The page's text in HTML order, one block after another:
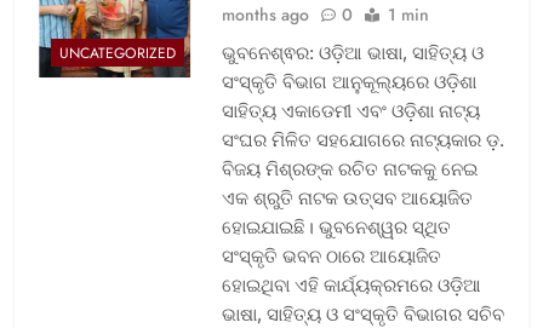
UNCATEGORIZED
months ago
0 1 min
ଭୁବନେଶ୍ଵର: ଓଡ଼ିଆ ଭାଷା, ସାହିତ୍ୟ ଓ
ସଂସ୍କୃତି ବିଭାଗ ଆନୁକୂଲ୍ୟରେ ଓଡ଼ିଶା
ସାହିତ୍ୟ ଏକାଡେମୀ ଏବଂ ଓଡ଼ିଶା ନାଟ୍ୟ
ସଂଘର ମିଳିତ ସହଯୋଗରେ ନାଟ୍ୟକାର ଡ଼.
ବିଜୟ ମିଶ୍ରଙ୍କ ରଚିତ ନାଟକକୁ ନେଇ
ଏକ ଶ୍ରୁତି ନାଟକ ଉତ୍ସବ ଆୟୋଜିତ
ହୋଇଯାଇଛି। ଭୁବନେଶ୍ୱର ସ୍ଥିତ
ସଂସ୍କୃତି ଭବନ ଠାରେ ଆୟୋଜିତ
ହୋଇଥିବା ଏହି କାର୍ଯ୍ୟକ୍ରମରେ ଓଡ଼ିଆ
ଭାଷା, ସାହିତ୍ୟ ଓ ସଂସ୍କୃତି ବିଭାଗର ସଚିବ